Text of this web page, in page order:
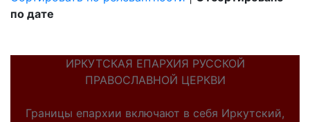
по дате
ИРКУТСКАЯ ЕПАРХИЯ РУССКОЙ
ПРАВОСЛАВНОЙ ЦЕРКВИ
Границы епархии включают в себя Иркутский,